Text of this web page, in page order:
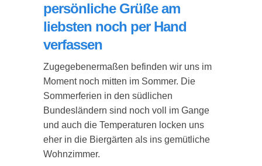
persönliche Grüße am
liebsten noch per Hand
verfassen
Zugegebenermaßen befinden wir uns im
Moment noch mitten im Sommer. Die
Sommerferien in den südlichen
Bundesländern sind noch voll im Gange
und auch die Temperaturen locken uns
eher in die Biergärten als ins gemütliche
Wohnzimmer.